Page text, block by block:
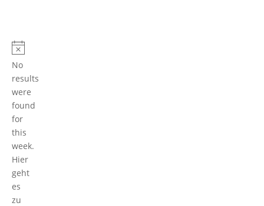
Hinweis
No
results
were
found
for
this
week.
Hier
geht
es
zu